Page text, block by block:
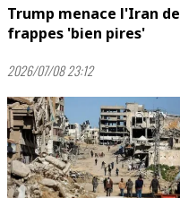
Trump menace l'Iran de
frappes 'bien pires'
2026/07/08 23:12